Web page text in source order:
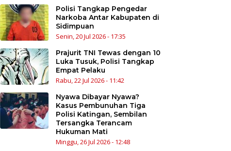
Polisi Tangkap Pengedar
Narkoba Antar Kabupaten di
Sidimpuan
Senin, 20 Jul 2026 - 17:35
Prajurit TNI Tewas dengan 10
Luka Tusuk, Polisi Tangkap
Empat Pelaku
Rabu, 22 Jul 2026 - 11:42
Nyawa Dibayar Nyawa?
Kasus Pembunuhan Tiga
Polisi Katingan, Sembilan
Tersangka Terancam
Hukuman Mati
Minggu, 26 Jul 2026 - 12:48